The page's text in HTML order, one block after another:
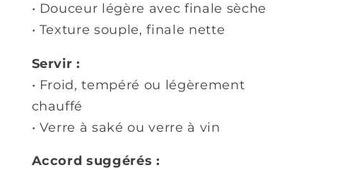
• Douceur légère avec finale sèche
• Texture souple, finale nette
Servir :
• Froid, tempéré ou légèrement
chauffé
• Verre à saké ou verre à vin
Accord suggérés :